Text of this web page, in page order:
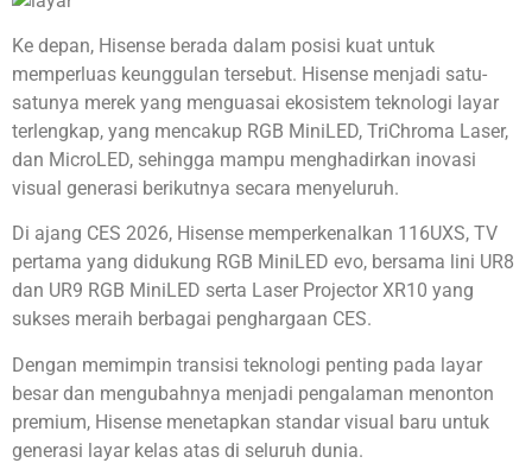
Ke depan, Hisense berada dalam posisi kuat untuk
memperluas keunggulan tersebut. Hisense menjadi satu-
satunya merek yang menguasai ekosistem teknologi layar
terlengkap, yang mencakup RGB MiniLED, TriChroma Laser,
dan MicroLED, sehingga mampu menghadirkan inovasi
visual generasi berikutnya secara menyeluruh.
Di ajang CES 2026, Hisense memperkenalkan 116UXS, TV
pertama yang didukung RGB MiniLED evo, bersama lini UR8
dan UR9 RGB MiniLED serta Laser Projector XR10 yang
sukses meraih berbagai penghargaan CES.
Dengan memimpin transisi teknologi penting pada layar
besar dan mengubahnya menjadi pengalaman menonton
premium, Hisense menetapkan standar visual baru untuk
generasi layar kelas atas di seluruh dunia.